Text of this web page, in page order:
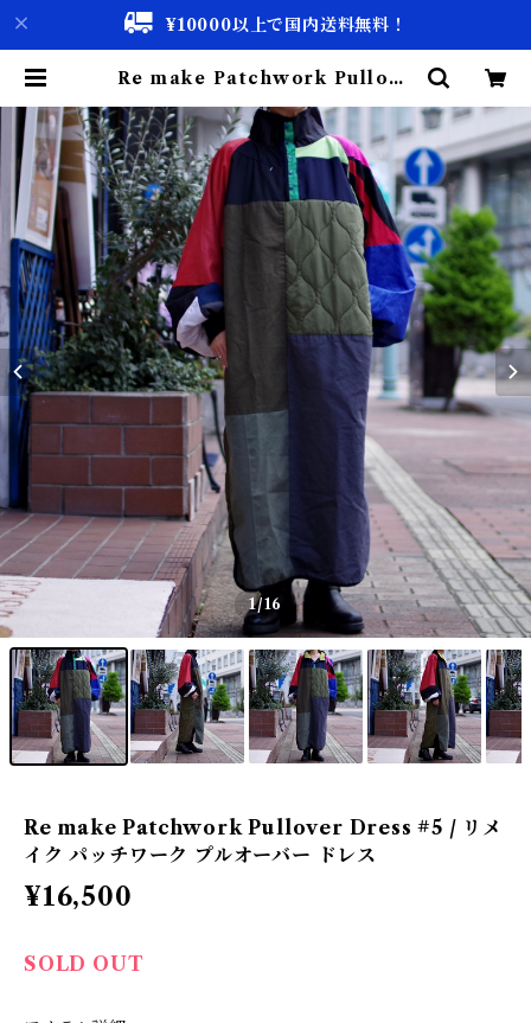
¥10000以上で国内送料無料！
Re make Patchwork Pullove
ク プルオーバー ドレス | 古着屋 仙
台 biscco【古着 & Vintage 通
販】
1/16
Re make Patchwork Pullover Dress #5 / リメ
イク パッチワーク プルオーバー ドレス
¥16,500
SOLD OUT